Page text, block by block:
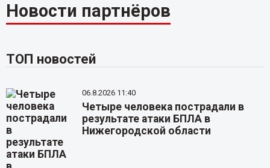
Новости партнёров
ТОП новостей
06.8.2026 11:40
Четыре человека пострадали в
результате атаки БПЛА в
Нижегородской области